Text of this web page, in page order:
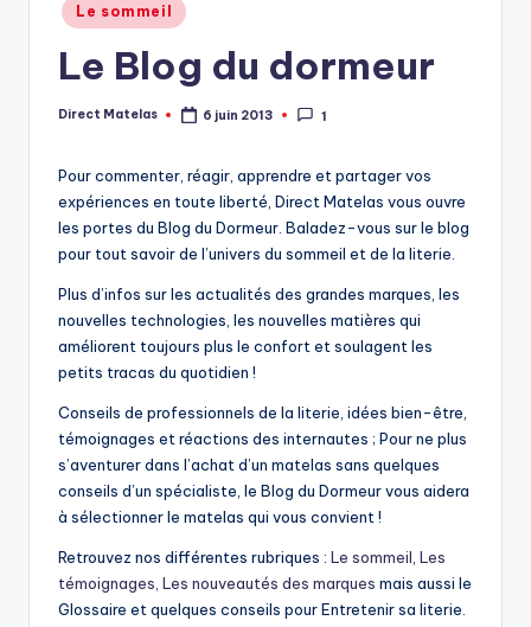
Le sommeil
Le Blog du dormeur
Direct Matelas 6 juin 2013 1
Pour commenter, réagir, apprendre et partager vos
expériences en toute liberté, Direct Matelas vous ouvre
les portes du Blog du Dormeur. Baladez-vous sur le blog
pour tout savoir de l’univers du sommeil et de la literie.
Plus d’infos sur les actualités des grandes marques, les
nouvelles technologies, les nouvelles matières qui
améliorent toujours plus le confort et soulagent les
petits tracas du quotidien !
Conseils de professionnels de la literie, idées bien-être,
témoignages et réactions des internautes ; Pour ne plus
s’aventurer dans l’achat d’un matelas sans quelques
conseils d’un spécialiste, le Blog du Dormeur vous aidera
à sélectionner le matelas qui vous convient !
Retrouvez nos différentes rubriques : Le sommeil Les
témoignages, Les nouveautés des marques mais aussi le
Glossaire et quelques conseils pour Entretenir sa literie.